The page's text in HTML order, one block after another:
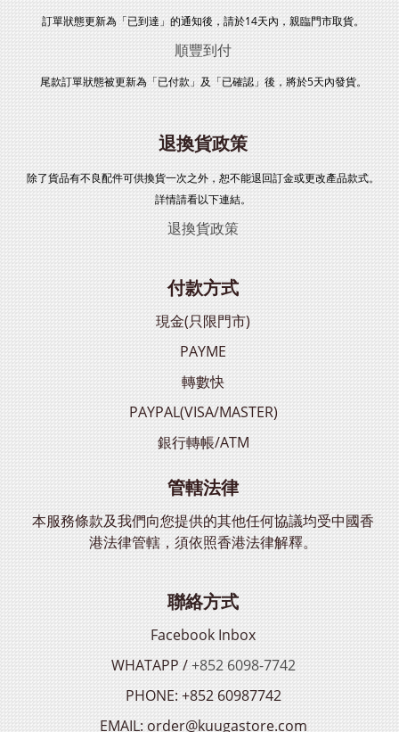
訂單狀態更新為「已到達」的通知後，請於14天內，親臨門市取貨。
順豐到付
尾款訂單狀態被更新為「已付款」及「已確認」後，將於5天內發貨。
退換貨政策
除了貨品有不良配件可供換貨一次之外，恕不能退回訂金或更改產品款式。
詳情請看以下連結。
退換貨政策
付款方式
現金(只限門市)
PAYME
轉數快
PAYPAL(VISA/MASTER)
銀行轉帳/ATM
管轄法律
本服務條款及我們向您提供的其他任何協議均受中國香
港法律管轄，須依照香港法律解釋。
聯絡方式
Facebook Inbox
WHATAPP /+852 6098-7742
PHONE: +852 60987742
EMAIL: order@kuugastore.com